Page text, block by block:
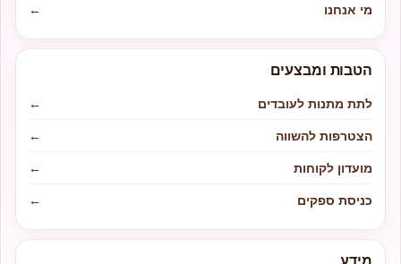
מי אנחנו
←
הטבות ומבצעים
לתת מתנות לעובדים
←
הצטרפות להשווה
←
מועדון לקוחות
←
כניסת ספקים
←